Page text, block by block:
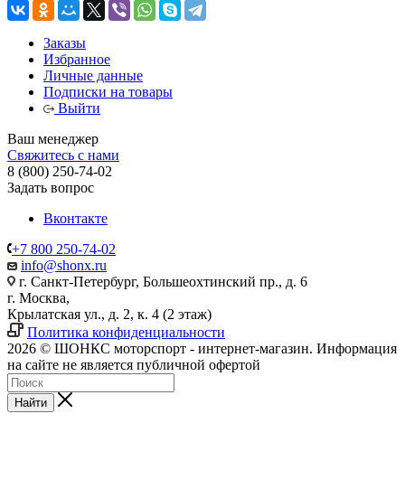
Заказы
Избранное
Личные данные
Подписки на товары
Выйти
Ваш менеджер
Свяжитесь с нами
8 (800) 250-74-02
Задать вопрос
Вконтакте
+7 800 250-74-02
info@shonx.ru
г. Санкт-Петербург, Большеохтинский пр., д. 6
г. Москва,
Крылатская ул., д. 2, к. 4 (2 этаж)
Политика конфиденциальности
2026 © ШОНКС моторспорт - интернет-магазин. Информация
на сайте не является публичной офертой
Найти